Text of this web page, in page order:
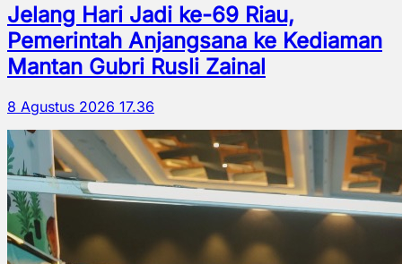
Jelang Hari Jadi ke-69 Riau,
Pemerintah Anjangsana ke Kediaman
Mantan Gubri Rusli Zainal
8 Agustus 2026 17.36